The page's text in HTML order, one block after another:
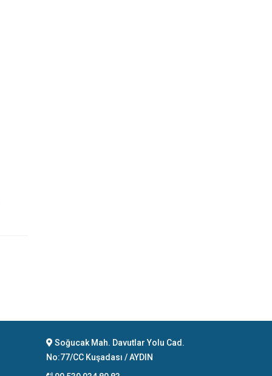
Soğucak Mah. Davutlar Yolu Cad.
No:77/CC Kuşadası / AYDIN